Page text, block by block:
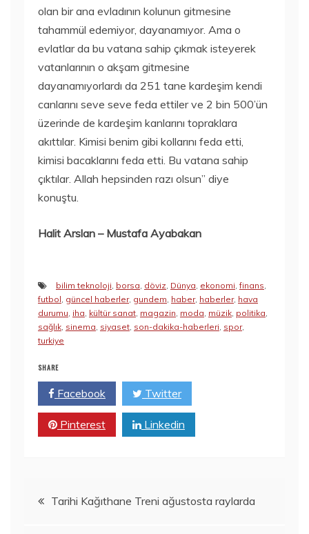
olan bir ana evladının kolunun gitmesine
tahammül edemiyor, dayanamıyor. Ama o
evlatlar da bu vatana sahip çıkmak isteyerek
vatanlarının o akşam gitmesine
dayanamıyorlardı da 251 tane kardeşim kendi
canlarını seve seve feda ettiler ve 2 bin 500’ün
üzerinde de kardeşim kanlarını topraklara
akıttılar. Kimisi benim gibi kollarını feda etti,
kimisi bacaklarını feda etti. Bu vatana sahip
çıktılar. Allah hepsinden razı olsun” diye
konuştu.
Halit Arslan – Mustafa Ayabakan
bilim teknoloji, borsa, döviz, Dünya, ekonomi,finans,
futbol, güncel haberler, gundem, haber, haberler, hava
durumu, iha, kültür sanat, magazin, moda, müzik, politika,
sağlık, sinema, siyaset, son-dakika-haberleri, spor,
turkiye
SHARE
Facebook Twitter
Pinterest Linkedin
YazıTarihi Kağıthane Treni ağustosta raylarda